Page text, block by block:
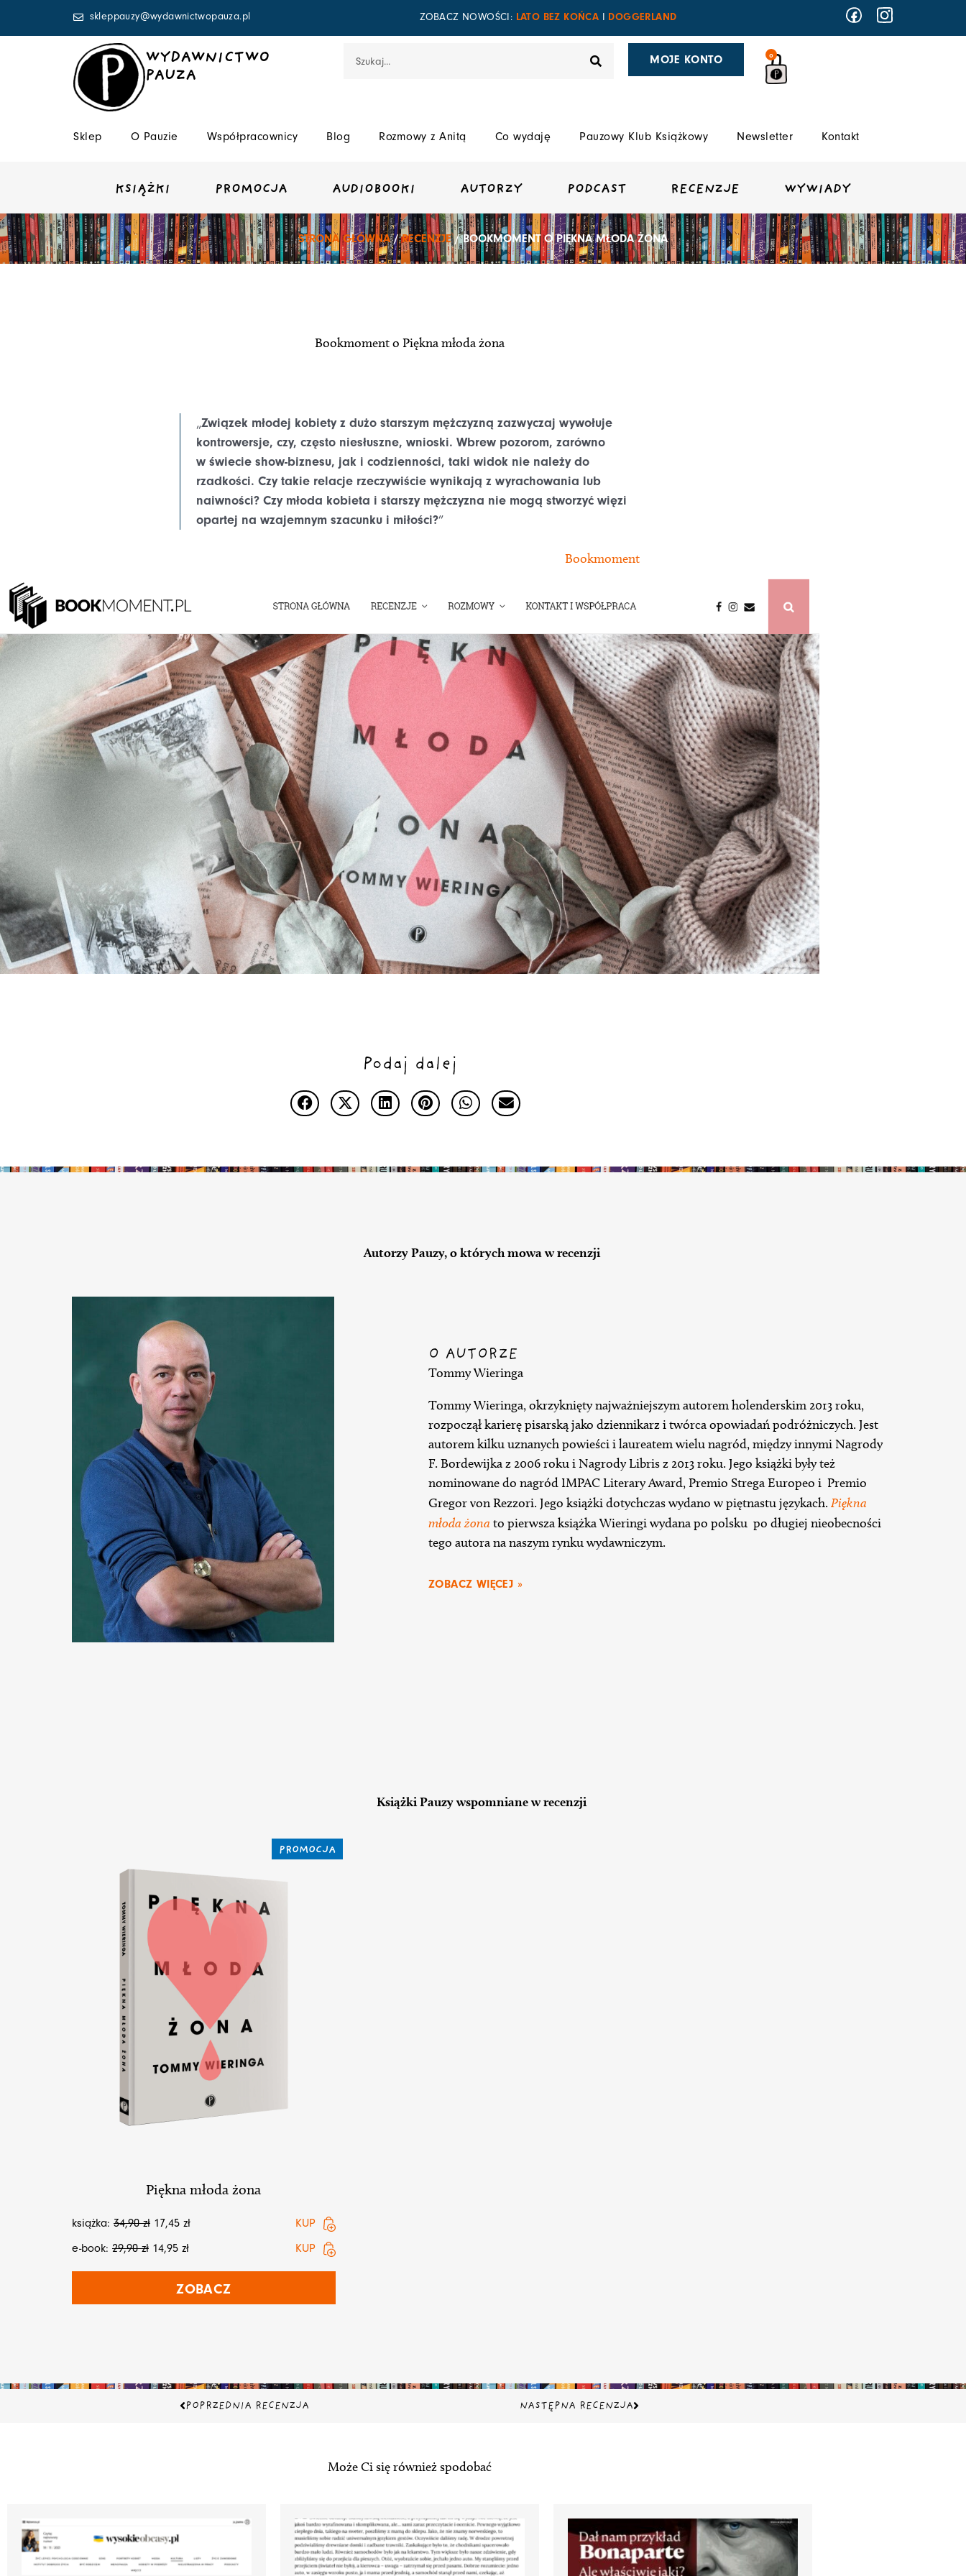
skleppauzy@wydawnictwopauza.pl ZOBACZ NOWOŚCI: LATO BEZ KOŃCA DOGGERLAND
WYDAWNICTWO
PAUZA
MOJE KONTO 0
Sklep O Pauzie Współpracownicy Blog Rozmowy z Anitą Co wydaję Pauzowy Klub Książkowy Newsletter Kontakt
KSIĄŻKI PROMOCJA AUDIOBOOKI AUTORZY PODCAST RECENZJE WYWIADY
STRONA GŁÓWNA/RECENZJE/ BOOKMOMENT O PIĘKNA MŁODA ŻONA
Bookmoment o Piękna młoda żona
„Związek młodej kobiety z dużo starszym mężczyzną zazwyczaj wywołuje
kontrowersje, czy, często niesłuszne, wnioski. Wbrew pozorom, zarówno
w świecie show-biznesu, jak i codzienności, taki widok nie należy do
rzadkości. Czy takie relacje rzeczywiście wynikają z wyrachowania lub
naiwności? Czy młoda kobieta i starszy mężczyzna nie mogą stworzyć więzi
opartej na wzajemnym szacunku i miłości?”
Bookmoment
Podaj dalej
Autorzy Pauzy, o których mowa w recenzji
O AUTORZE
Tommy Wieringa
Tommy Wieringa, okrzyknięty najważniejszym autorem holenderskim 2013 roku,
rozpoczął karierę pisarską jako dziennikarz i twórca opowiadań podróżniczych. Jest
autorem kilku uznanych powieści i laureatem wielu nagród, między innymi Nagrody
F. Bordewijka z 2006 roku i Nagrody Libris z 2013 roku. Jego książki były też
nominowane do nagród IMPAC Literary Award, Premio Strega Europeo i Premio
Gregor von Rezzori. Jego książki dotychczas wydano w piętnastu językach. Piękna
młoda żona to pierwsza książka Wieringi wydana po polsku po długiej nieobecności
tego autora na naszym rynku wydawniczym.
ZOBACZ WIĘCEJ »
Książki Pauzy wspomniane w recenzji
PROMOCJA
Piękna młoda żona
książka: 34,90zł 17,45 zł
KUP
e-book: 29,90zł 14,95 zł KUP
ZOBACZ
Prev
POPRZEDNIA RECENZJA NASTĘPNA RECENZJANastępny
Może Ci się również spodobać